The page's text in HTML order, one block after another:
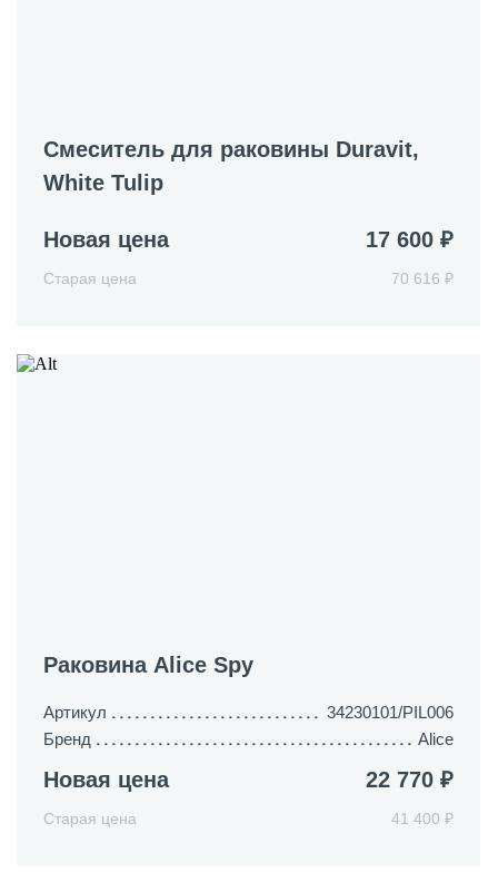
Смеситель для раковины Duravit,
White Tulip
Новая цена 17 600 ₽
Старая цена 70 616 ₽
Раковина Alice Spy
Артикул
34230101/PIL006
Бренд
Alice
Новая цена 22 770 ₽
Старая цена 41 400 ₽